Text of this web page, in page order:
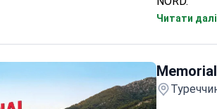
225
ISO
Читати далі